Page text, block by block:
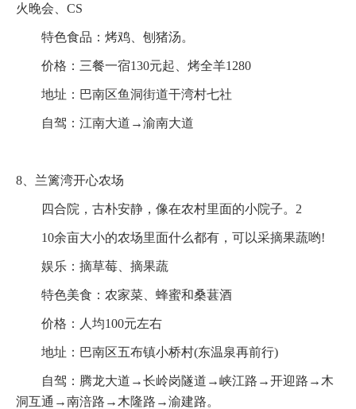
火晚会、CS
特色食品：烤鸡、刨猪汤。
价格：三餐一宿130元起、烤全羊1280
地址：巴南区鱼洞街道干湾村七社
自驾：江南大道→渝南大道
8、兰篱湾开心农场
四合院，古朴安静，像在农村里面的小院子。2
10余亩大小的农场里面什么都有，可以采摘果蔬哟!
娱乐：摘草莓、摘果蔬
特色美食：农家菜、蜂蜜和桑葚酒
价格：人均100元左右
地址：巴南区五布镇小桥村(东温泉再前行)
自驾：腾龙大道→长岭岗隧道→峡江路→开迎路→木
洞互通→南涪路→木隆路→渝建路。